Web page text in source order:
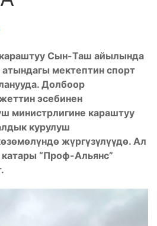
Сын-Таш айылында
мектептин спорт
Долбоор
эсебинен
министрлигине караштуу
курулуш
жүргүзүлүүдө. Ал
“Проф-Альянс”